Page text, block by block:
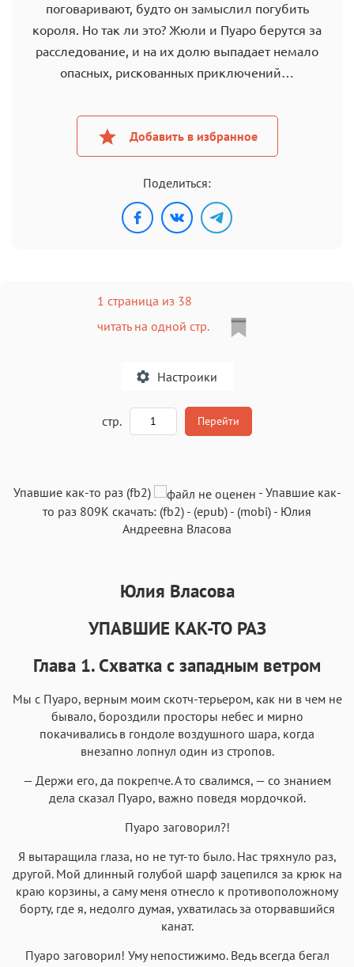
поговаривают, будто он замыслил погубить
короля. Но так ли это? Жюли и Пуаро берутся за
расследование, и на их долю выпадает немало
опасных, рискованных приключений…
Добавить в избранное
Поделиться:
1 страница из 38
читать на одной стр.
Настроики
Аа Аа
Аа
Iowan San Francisco SF Serif New York
Аа
Helvetica Neue
Аа
Arial Аа
Georgia
Аа
Times New Roman
Аа Аа
стр. Перейти
Упавшие как-то раз (fb2) - Упавшие как-
то раз 809K скачать: (fb2) - (epub) - (mobi) - Юлия
Андреевна Власова
Юлия Власова
УПАВШИЕ КАК-ТО РАЗ
Глава 1. Схватка с западным ветром
Мы с Пуаро, верным моим скотч-терьером, как ни в чем не
бывало, бороздили просторы небес и мирно
покачивались в гондоле воздушного шара, когда
внезапно лопнул один из стропов.
— Держи его, да покрепче. А то свалимся, — со знанием
дела сказал Пуаро, важно поведя мордочкой.
Пуаро заговорил?!
Я вытаращила глаза, но не тут-то было. Нас тряхнуло раз,
другой. Мой длинный голубой шарф зацепился за крюк на
краю корзины, а саму меня отнесло к противоположному
борту, где я, недолго думая, ухватилась за оторвавшийся
канат.
Пуаро заговорил! Уму непостижимо. Ведь всегда бегал